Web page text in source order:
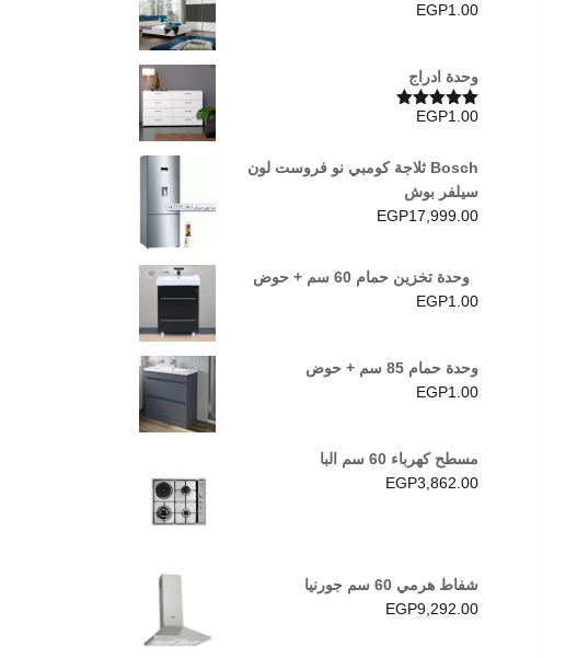
EGP1.00
وحدة ادراج
تم التقييم
EGP1.00
Bosch ثلاجة كومبي نو فروست لون
سيلفر بوش
EGP17,999.00
وحدة تخزين حمام 60 سم + حوض
EGP1.00
وحدة حمام 85 سم + حوض
EGP1.00
مسطح كهرباء 60 سم البا
EGP3,862.00
شفاط هرمي 60 سم جورنيا
EGP9,292.00